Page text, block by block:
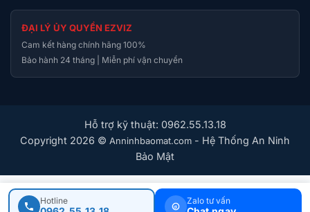
ĐẠI LÝ ỦY QUYỀN EZVIZ
Cam kết hàng chính hãng 100%
Bảo hành 24 tháng | Miễn phí vận chuyển
Hỗ trợ kỹ thuật: 0962.55.13.18
Copyright 2026 © Anninhbaomat.com - Hệ Thống An Ninh
Bảo Mật
Hotline Zalo tư vấn